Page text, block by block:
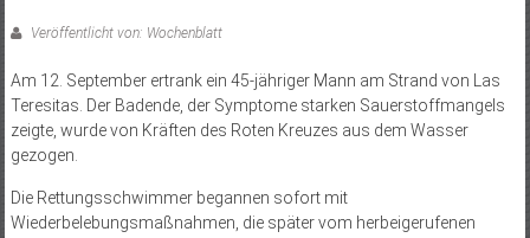
Veröffentlicht von: Wochenblatt
Am 12. September ertrank ein 45-jähriger Mann am Strand von Las
Teresitas. Der Badende, der Symptome starken Sauerstoffmangels
zeigte, wurde von Kräften des Roten Kreuzes aus dem Wasser
gezogen.
Die Rettungsschwimmer begannen sofort mit
Wiederbelebungsmaßnahmen, die später vom herbeigerufenen